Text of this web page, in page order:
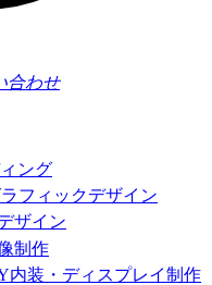
合わせ
ング
フィックデザイン
ザイン
制作
内装・ディスプレイ制作